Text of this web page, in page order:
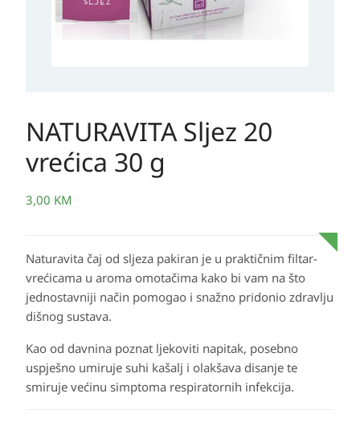
NATURAVITA Sljez 20
vrećica 30 g
3,00 KM
Naturavita čaj od sljeza pakiran je u praktičnim filtar-
vrećicama u aroma omotačima kako bi vam na što
jednostavniji način pomogao i snažno pridonio zdravlju
dišnog sustava.
Kao od davnina poznat ljekoviti napitak, posebno
uspješno umiruje suhi kašalj i olakšava disanje te
smiruje većinu simptoma respiratornih infekcija.